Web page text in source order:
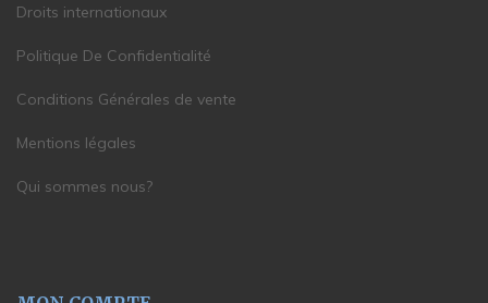
Droits internationaux
Politique De Confidentialité
Conditions Générales de vente
Mentions légales
Qui sommes nous?